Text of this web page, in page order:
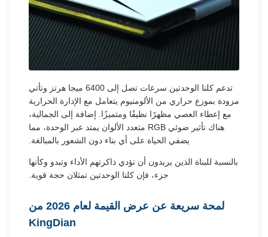
تدعم كلتا الوحدتين سرعات تصل إلى 6400 ميجا هرتز وتأتي
مزودة بموزع حراري من الألومنيوم يتعامل مع الإدارة الحرارية
مع إعطاء العصي مظهرًا نظيفًا ومتميزًا. إضافة إلى الجمالية،
هناك تأثير ضوئي RGB متعدد الألوان يمتد عبر الوحدة، مما
يضفي الحياة على أي بناء دون الشعور بالمبالغة.
بالنسبة للبناة الذين يريدون أن تؤدي ذاكرتهم الأداء وتبدو وكأنها
جزء، فإن كلتا الوحدتين تمثلان حجة قوية.
لمحة سريعة عن عرض القيمة لعام 2026 من
KingDian